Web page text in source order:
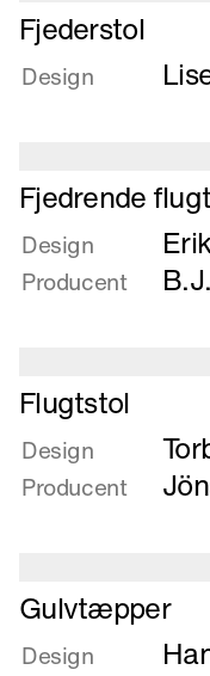
i
Læs
mere
om
Fjederstol
Design
Læs
mere
om
Fjedrende
flugtstol
Fjedrende
Design
Producent
Læs
mere
om
Flugtstol
Flugtstol
Design
Producent
Læs
mere
om
Gulvtæpper
Design